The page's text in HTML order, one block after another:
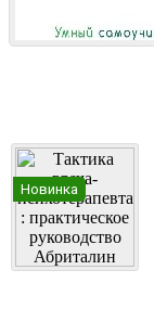
Новинка